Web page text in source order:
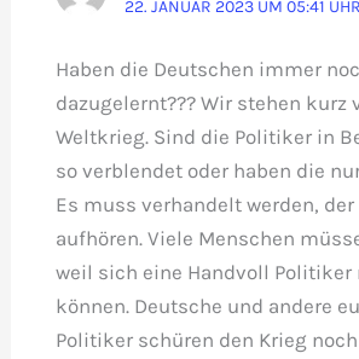
22. JANUAR 2023 UM 05:41 UHR
Haben die Deutschen immer
dazugelernt??? Wir stehen kurz
Weltkrieg. Sind die Politiker in
so verblendet oder haben die
Es muss verhandelt werden,
aufhören. Viele Menschen
weil sich eine Handvoll
können. Deutsche und andere
Politiker schüren den Krieg